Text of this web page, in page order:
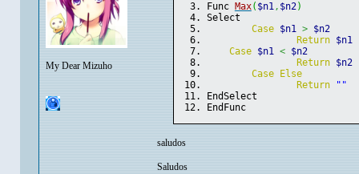
My Dear Mizuho
Func Max( $n1, $n2)
Select
Case $n1 > $n2
Return $n1
Case $n1 < $n2
Return $n2
Case
Else
Return
""
EndSelect
EndFunc
saludos
Saludos